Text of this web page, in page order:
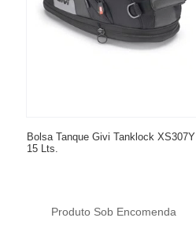
Bolsa Tanque Givi Tanklock XS307Y
15 Lts.
Produto Sob Encomenda